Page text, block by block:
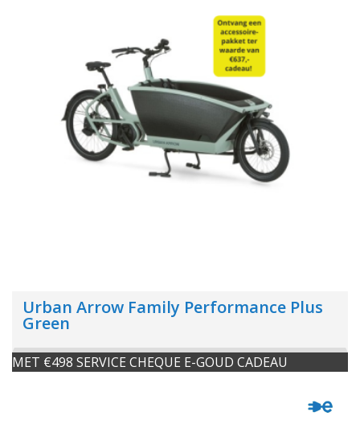
Urban Arrow Family Performance Plus
Green
MET €498 SERVICE CHEQUE E-GOUD CADEAU